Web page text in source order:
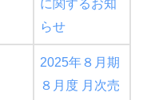
に関するお知
らせ
2025年８月期
８月度 月次売